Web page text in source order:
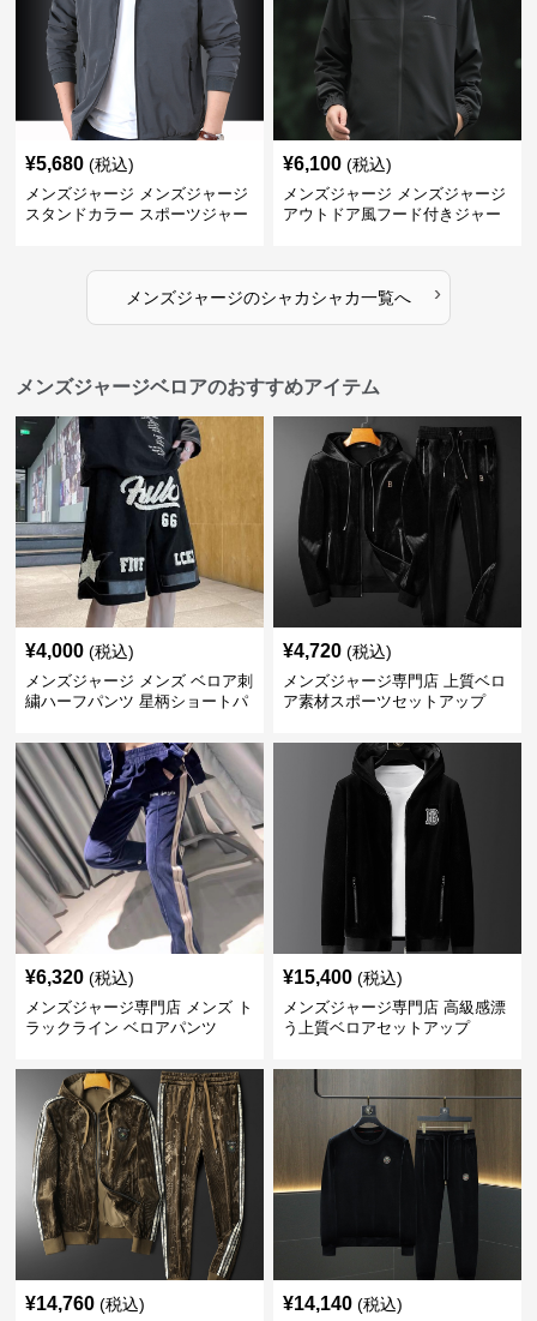
¥5,680 (税込)
メンズジャージ メンズジャージ
スタンドカラー スポーツジャー
¥6,100 (税込)
メンズジャージ メンズジャージ
アウトドア風フード付きジャー
メンズジャージのシャカシャカ一覧へ ›
メンズジャージベロアのおすすめアイテム
¥4,000 (税込)
メンズジャージ メンズ ベロア刺
繍ハーフパンツ 星柄ショートパ
¥4,720 (税込)
メンズジャージ専門店 上質ベロ
ア素材スポーツセットアップ
¥6,320 (税込)
メンズジャージ専門店 メンズ ト
ラックライン ベロアパンツ
¥15,400 (税込)
メンズジャージ専門店 高級感漂
う上質ベロアセットアップ
¥14,760 (税込) ¥14,140 (税込)